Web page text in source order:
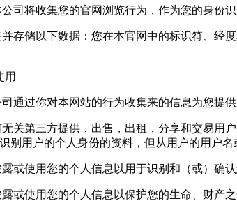
司将收集您的官网浏览行为，作为您的身份
存储以下数据：您在本官网中的标识符、经
用
通过你对本网站的行为收集来的信息为您提供
关第三方提供，出售，出租，分享和交易用
别用户的个人身份的资料，但从用户的用户
或使用您的个人信息以用于识别和（或）确
或使用您的个人信息以保护您的生命、财产